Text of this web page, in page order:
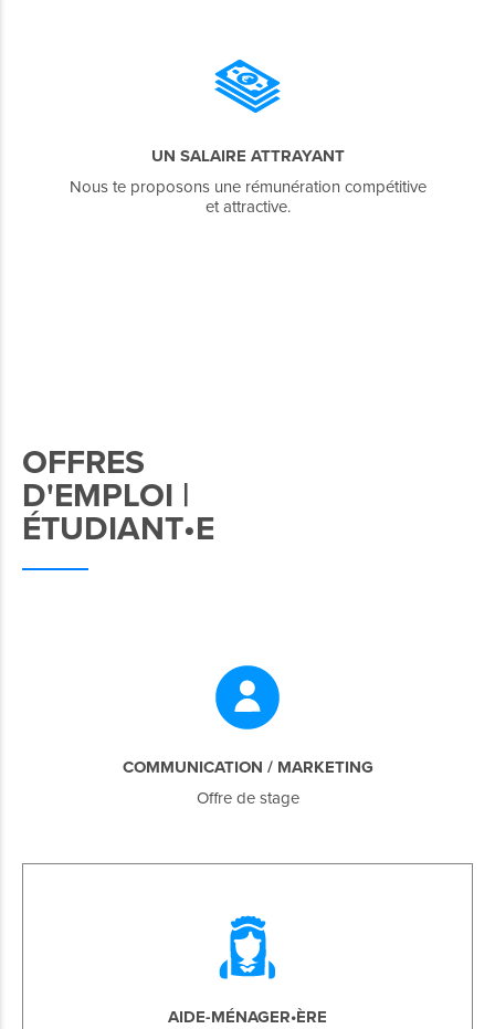
UN SALAIRE ATTRAYANT
Nous te proposons une rémunération compétitive
et attractive.
OFFRES
D'EMPLOI |
ÉTUDIANT•E
COMMUNICATION / MARKETING
Offre de stage
AIDE-MÉNAGER•ÈRE